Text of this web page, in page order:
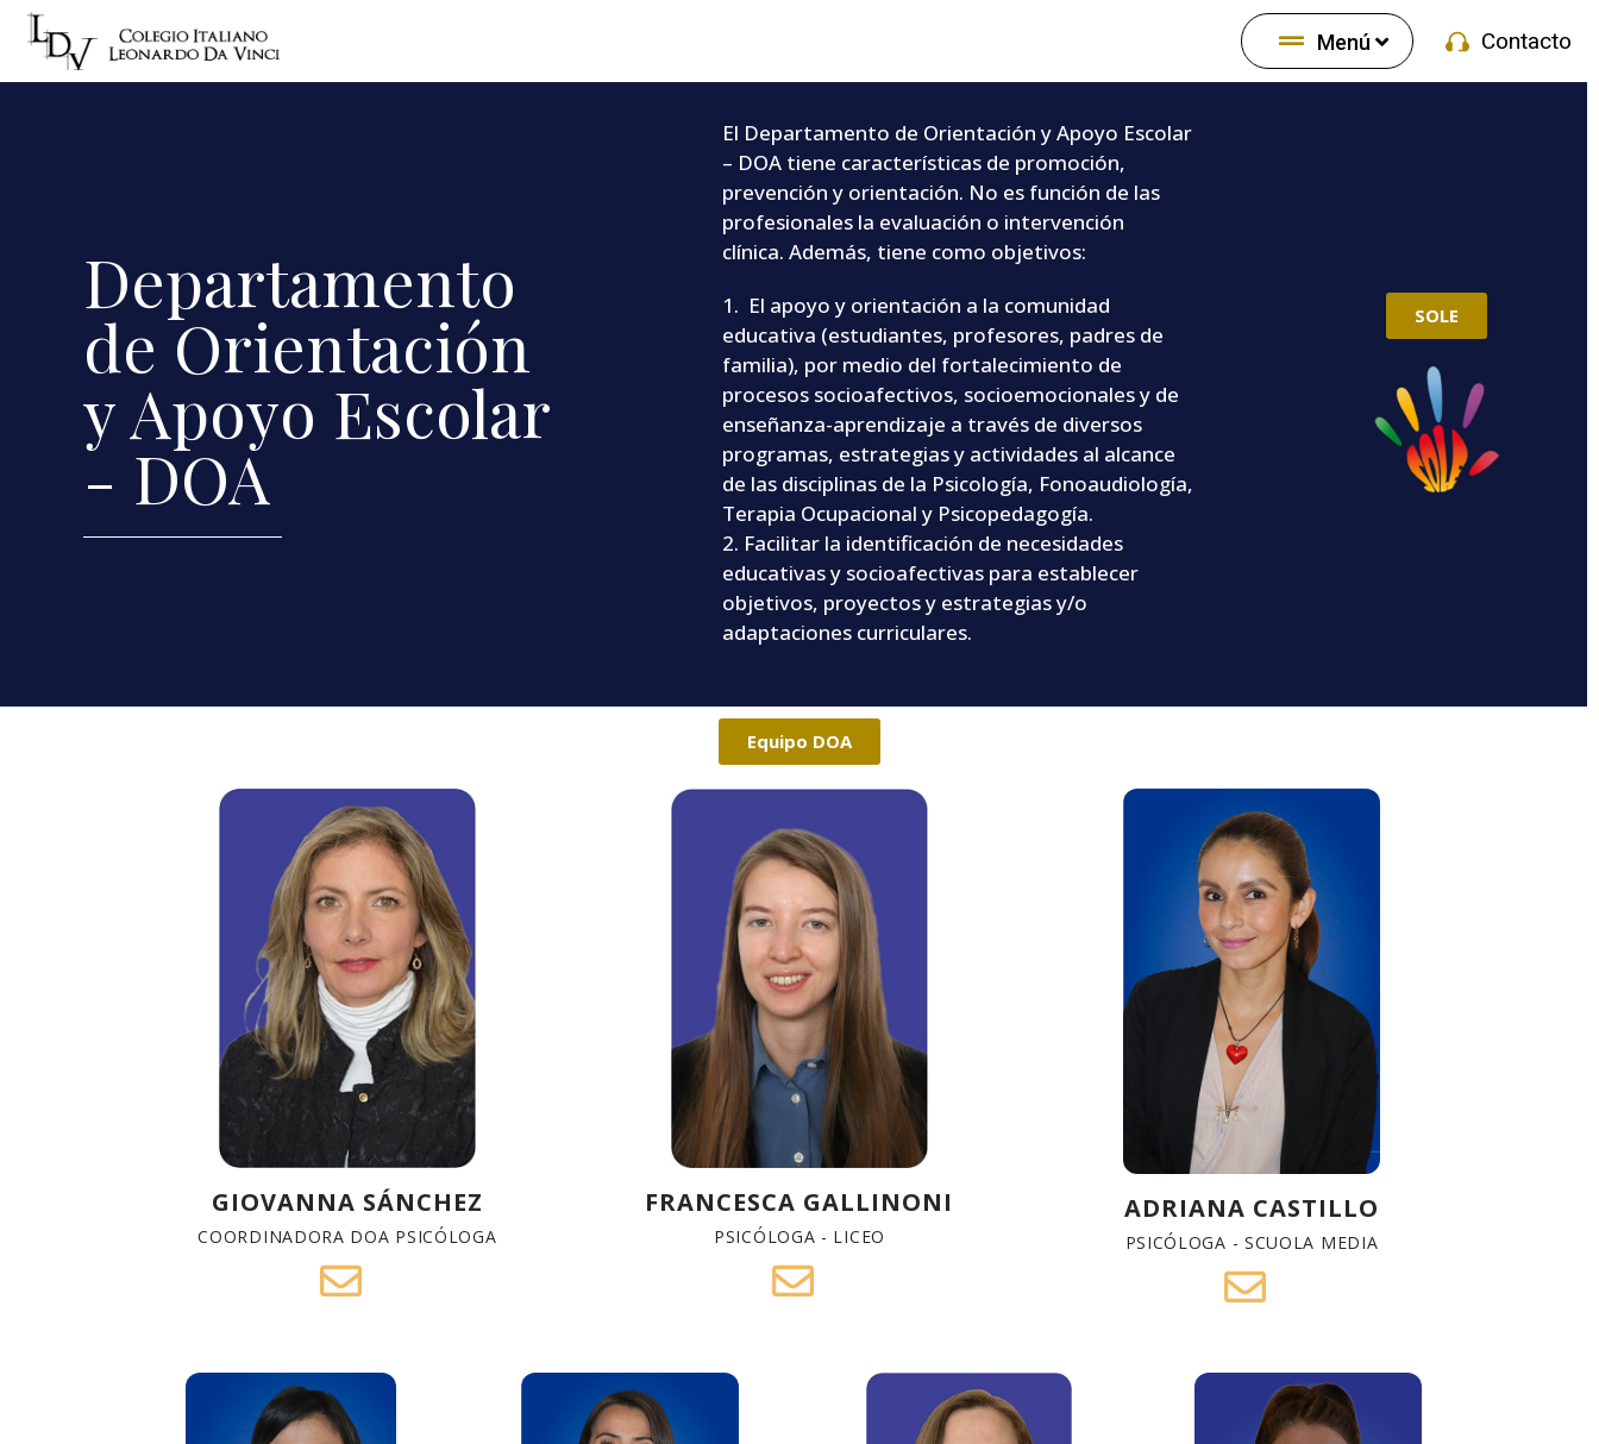
Menú Contacto
Departamento
de Orientación
y Apoyo Escolar
- DOA
El Departamento de Orientación y Apoyo Escolar
– DOA tiene características de promoción,
prevención y orientación. No es función de las
profesionales la evaluación o intervención
clínica. Además, tiene como objetivos:
1. El apoyo y orientación a la comunidad
educativa (estudiantes, profesores, padres de
familia), por medio del fortalecimiento de
procesos socioafectivos, socioemocionales y de
enseñanza-aprendizaje a través de diversos
programas, estrategias y actividades al alcance
de las disciplinas de la Psicología, Fonoaudiología,
Terapia Ocupacional y Psicopedagogía.
2. Facilitar la identificación de necesidades
educativas y socioafectivas para establecer
objetivos, proyectos y estrategias y/o
adaptaciones curriculares.
SOLE
Equipo DOA
GIOVANNA SÁNCHEZ
COORDINADORA DOA PSICÓLOGA
FRANCESCA GALLINONI
PSICÓLOGA - LICEO
ADRIANA CASTILLO
PSICÓLOGA - SCUOLA MEDIA